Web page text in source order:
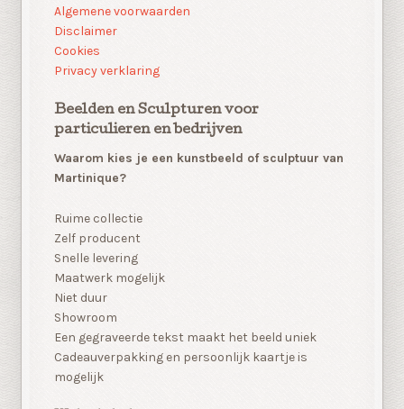
Algemene voorwaarden
Disclaimer
Cookies
Privacy verklaring
Beelden en Sculpturen voor
particulieren en bedrijven
Waarom kies je een kunstbeeld of sculptuur van
Martinique?
Ruime collectie
Zelf producent
Snelle levering
Maatwerk mogelijk
Niet duur
Showroom
Een gegraveerde tekst maakt het beeld uniek
Cadeauverpakking en persoonlijk kaartje is
mogelijk